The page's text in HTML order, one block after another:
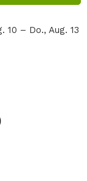
10 – Do., Aug. 13